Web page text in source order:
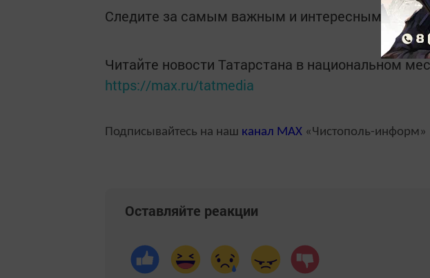
Следите за самым важным и интересным в
Читайте новости Татарстана в национальном
https://max.ru/tatmedia
Подписывайтесь на наш канал MAX «Чистополь-информ»
Оставляйте реакции